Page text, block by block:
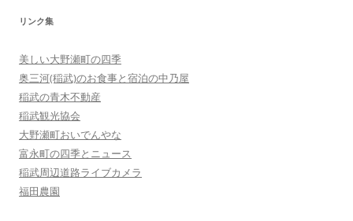
リンク集
美しい大野瀬町の四季
奥三河(稲武)のお食事と宿泊の中乃屋
稲武の青木不動産
稲武観光協会
大野瀬町おいでんやな
富永町の四季とニュース
稲武周辺道路ライブカメラ
福田農園